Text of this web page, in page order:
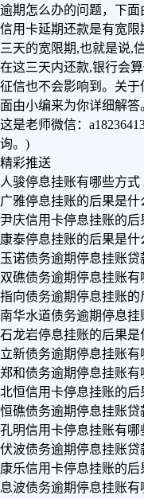
逾期怎么办的问题，下面
信用卡延期还款是有宽
三天的宽限期,也就是说,
在这三天内还款,银行会
征信也不会影响到。关
面由小编来为你详细解答
这是老师微信：
询。)
精彩推送
人骏停息挂账有哪些方式
广雅停息挂账的后果是什
尹庆信用卡停息挂账的后
康泰停息挂账的后果是什
玉诺债务逾期停息挂账
双礁债务逾期停息挂账有
指向债务逾期停息挂账的
南华水道债务逾期停息挂
石龙岩停息挂账的后果是
立新债务逾期停息挂账有
郑和债务逾期停息挂账有
北恒信用卡停息挂账的后
恒礁债务逾期停息挂账贷
孔明信用卡停息挂账有哪
伏波债务逾期停息挂账贷
康乐信用卡停息挂账的后
息波债务逾期停息挂账有